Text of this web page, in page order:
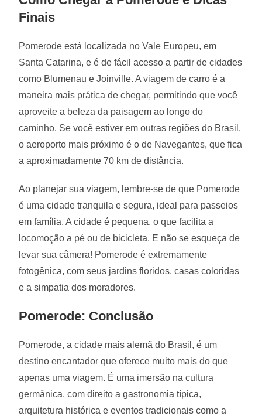
Finais
Pomerode está localizada no Vale Europeu, em
Santa Catarina, e é de fácil acesso a partir de cidades
como Blumenau e Joinville. A viagem de carro é a
maneira mais prática de chegar, permitindo que você
aproveite a beleza da paisagem ao longo do
caminho. Se você estiver em outras regiões do Brasil,
o aeroporto mais próximo é o de Navegantes, que fica
a aproximadamente 70 km de distância.
Ao planejar sua viagem, lembre-se de que Pomerode
é uma cidade tranquila e segura, ideal para passeios
em família. A cidade é pequena, o que facilita a
locomoção a pé ou de bicicleta. E não se esqueça de
levar sua câmera! Pomerode é extremamente
fotogênica, com seus jardins floridos, casas coloridas
e a simpatia dos moradores.
Pomerode: Conclusão
Pomerode, a cidade mais alemã do Brasil, é um
destino encantador que oferece muito mais do que
apenas uma viagem. É uma imersão na cultura
germânica, com direito a gastronomia típica,
arquitetura histórica e eventos tradicionais como a